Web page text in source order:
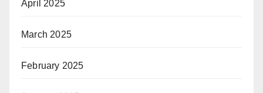
April 2025
March 2025
February 2025